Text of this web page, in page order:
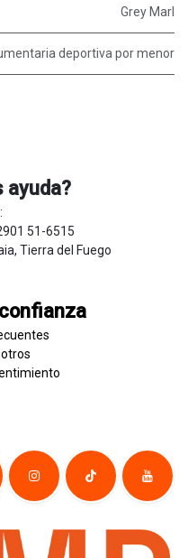
Grey Marl
deportiva por menor
ayuda?
51-6515
Tierra del Fuego
​​​iento